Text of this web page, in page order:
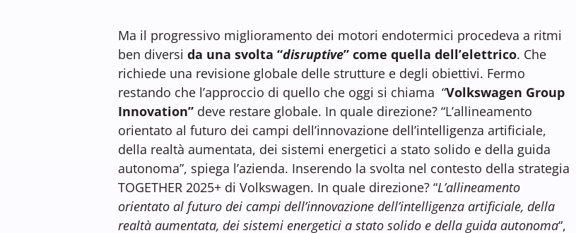
Ma il progressivo miglioramento dei motori endotermici procedeva a ritmi
ben diversi da una svolta “disruptive” come quella dell’elettrico. Che
richiede una revisione globale delle strutture e degli obiettivi. Fermo
restando che l’approccio di quello che oggi si chiama “Volkswagen Group
Innovation” deve restare globale. In quale direzione? “L’allineamento
orientato al futuro dei campi dell’innovazione dell’intelligenza artificiale,
della realtà aumentata, dei sistemi energetici a stato solido e della guida
autonoma”, spiega l’azienda. Inserendo la svolta nel contesto della strategia
TOGETHER 2025+ di Volkswagen. In quale direzione? “L’allineamento
orientato al futuro dei campi dell’innovazione dell’intelligenza artificiale, della
realtà aumentata, dei sistemi energetici a stato solido e della guida autonoma“,